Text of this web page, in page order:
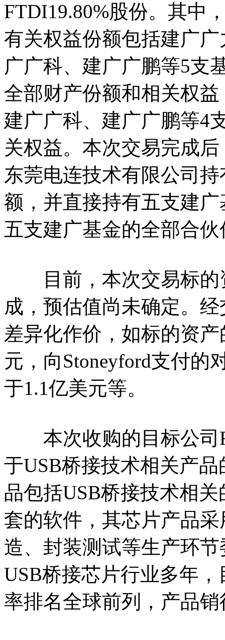
FTDI19.80%股份。其中
有关权益份额包括建广
广广科、建广广鹏等5支
全部财产份额和相关权
建广广科、建广广鹏等4
关权益。本次交易完成
东莞电连技术有限公司
额，并直接持有五支建
五支建广基金的全部合伙
目前，本次交易标的
成，预估值尚未确定。
差异化作价，如标的资
元，向Stoneyford支付的
于1.1亿美元等。
本次收购的目标公司
于USB桥接技术相关产
品包括USB桥接技术相
套的软件，其芯片产品采
造、封装测试等生产环
USB桥接芯片行业多年
率排名全球前列，产品